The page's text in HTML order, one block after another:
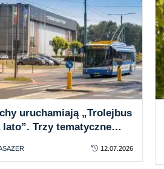
uruchamiają „Trolejbus
lato”. Trzy tematyczne
12.07.2026